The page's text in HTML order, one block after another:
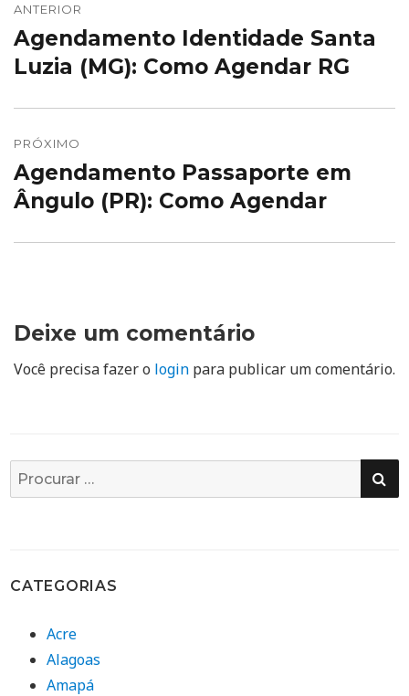
de
Post
ANTERIOR
Post
anterior:
Agendamento Identidade Santa
Luzia (MG): Como Agendar RG
PRÓXIMO
Próximo
post:
Agendamento Passaporte em
Ângulo (PR): Como Agendar
Deixe um comentário
Você precisa fazer o login para publicar um comentário.
Busca
por:
CATEGORIAS
Acre
Alagoas
Amapá